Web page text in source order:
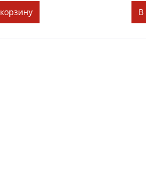
корзину В